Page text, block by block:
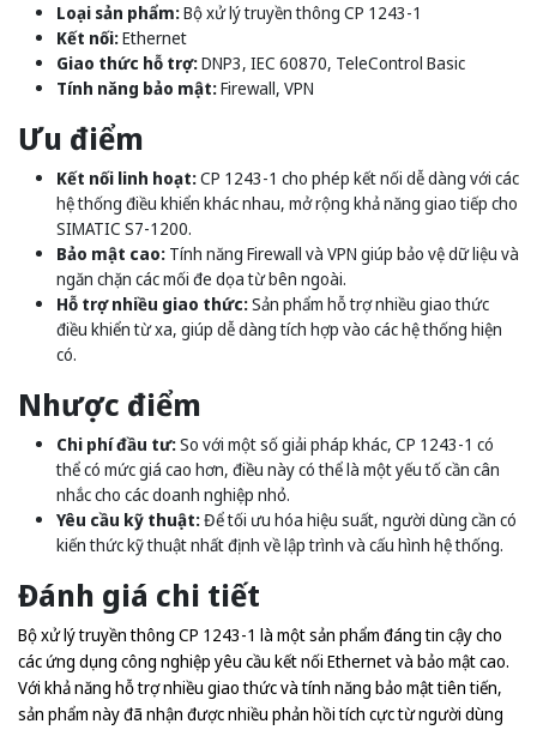
Loại sản phẩm:Bộ xử lý truyền thông CP 1243-1
Kết nối:Ethernet
Giao thức hỗ trợ:DNP3, IEC 60870, TeleControl Basic
Tính năng bảo mật:Firewall, VPN
Ưu điểm
Kết nối linh hoạt:CP 1243-1 cho phép kết nối dễ dàng với các
hệ thống điều khiển khác nhau, mở rộng khả năng giao tiếp cho
SIMATIC S7-1200.
Bảo mật cao: Tính năng Firewall và VPN giúp bảo vệ dữ liệu và
ngăn chặn các mối đe dọa từ bên ngoài.
Hỗ trợ nhiều giao thức:Sản phẩm hỗ trợ nhiều giao thức
điều khiển từ xa, giúp dễ dàng tích hợp vào các hệ thống hiện
có.
Nhược điểm
Chi phí đầu tư:So với một số giải pháp khác, CP 1243-1 có
thể có mức giá cao hơn, điều này có thể là một yếu tố cần cân
nhắc cho các doanh nghiệp nhỏ.
Yêu cầu kỹ thuật:Để tối ưu hóa hiệu suất, người dùng cần có
kiến thức kỹ thuật nhất định về lập trình và cấu hình hệ thống.
Đánh giá chi tiết
Bộ xử lý truyền thông CP 1243-1 là một sản phẩm đáng tin cậy cho
các ứng dụng công nghiệp yêu cầu kết nối Ethernet và bảo mật cao.
Với khả năng hỗ trợ nhiều giao thức và tính năng bảo mật tiên tiến,
sản phẩm này đã nhận được nhiều phản hồi tích cực từ người dùng